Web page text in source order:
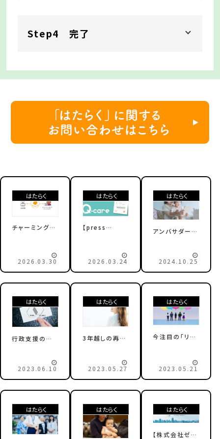
Step4 完了
はたらく
チャーミングケ
2026.03.30
はたらく
【press
た今までにない
課外活動証明
書を採用！チャ
ーミングケアが
ログラム始動
ー 第１弾は配
慮事項のある
を対象に
2026.03.24
はたらく
アンバサダー紹
2024.10.25
はたらく
行政支援の隙
をケアしながら
信及び親子で
活用可能なコ
ワーキングスペ
ースの始動
2023.06.10
はたらく
3年越しの再
がら新たな一歩
2023.05.27
はたらく
今注目の「リス
グケアが選ぶ、
おすすめのリス
を紹介
2023.05.21
はたらく はたらく はたらく
【株式会社ゼネ